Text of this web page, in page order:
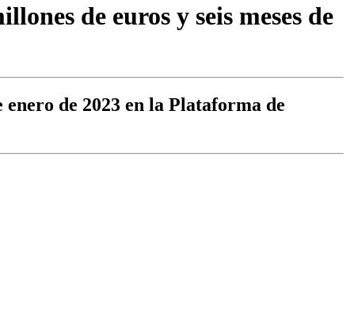
de euros y seis meses de
de 2023 en la Plataforma de